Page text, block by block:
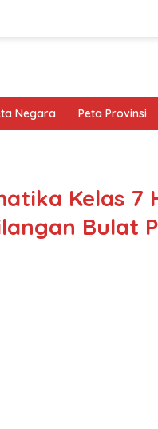
Negara Peta Provinsi
Kelas 7
Bulat